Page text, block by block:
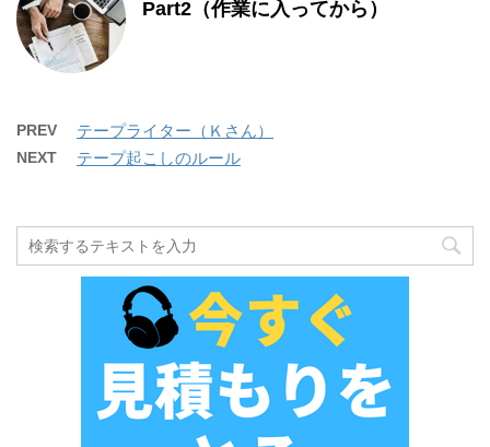
Part2（作業に入ってから）
PREV テープライター（Ｋさん）
NEXT テープ起こしのルール